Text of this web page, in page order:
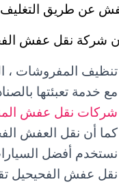
عن طريق التغليف
شركة نقل عفش
تنظيف المفروشات ،
مع خدمة تعبئتها
شركات نقل عفش
كما أن نقل العفش
نستخدم أفضل
نقل عفش الفحيحيل